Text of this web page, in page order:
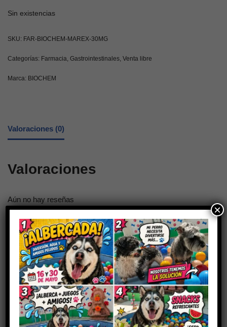
Sin existencias
SKU: FAR-BIOCHEM-MAREX-30MG
Categorías: Farmacia Gastrointestinales Venta libre
Marca: BIOCHEM
Valoraciones (0)
Valoraciones
Aún no hay reseñas
Sé el primero en valorar “MAREX”
Tu dirección de correo electrónico no será publicada. Los
campos obligatorios están marcados con*
Tu puntuación
×